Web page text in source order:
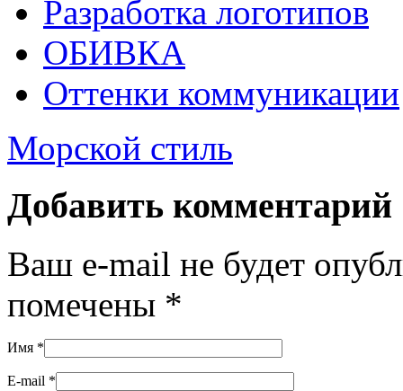
Разработка логотипов
ОБИВКА
Оттенки коммуникации
Морской стиль
Добавить комментарий
Ваш e-mail не будет
помечены *
Имя *
E-mail *